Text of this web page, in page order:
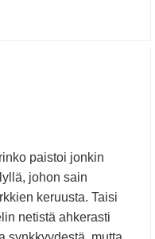
paistoi jonkin
johon sain
keruusta. Taisi
netistä ahkerasti